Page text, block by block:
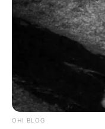
OHI BLOG